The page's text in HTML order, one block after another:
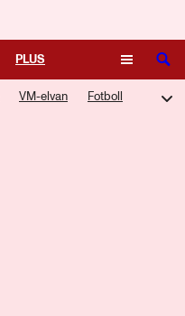
PLUS
VM-elvan
Fotboll